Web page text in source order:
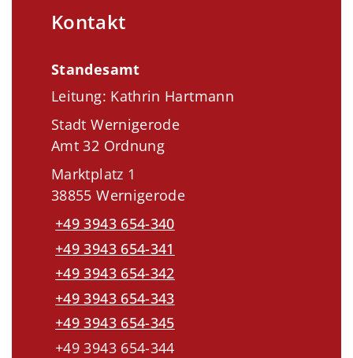
Kontakt
Standesamt
Leitung: Kathrin Hartmann
Stadt Wernigerode
Amt 32 Ordnung
Marktplatz 1
38855 Wernigerode
+49 3943 654-340
+49 3943 654-341
+49 3943 654-342
+49 3943 654-343
+49 3943 654-345
+49 3943 654-344